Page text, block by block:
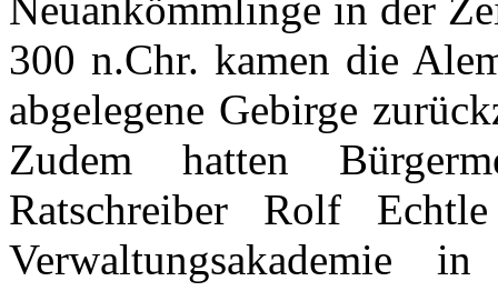
300 n.Chr. kamen die
abgelegene Gebirge
Zudem hatten
Ratschreiber Rolf
Verwaltungsakademie